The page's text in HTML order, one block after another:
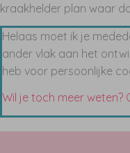
kraakhelder plan waar
Helaas moet ik je
ander vlak aan het
heb voor persoonlijke
Wil je toch meer weten?